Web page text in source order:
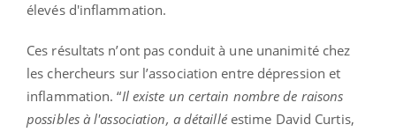
élevés d'inflammation.
Ces résultats n’ont pas conduit à une unanimité chez
les chercheurs sur l’association entre dépression et
inflammation. “Il existe un certain nombre de raisons
possibles à l'association, a détaillé estime David Curtis,